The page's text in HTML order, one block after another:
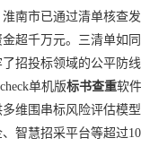
南市已通过清单核查
超千万元。三清单如
招投标领域的公平防线
单机版标书查重软
维围串标风险评估模
智慧招采平台等超过